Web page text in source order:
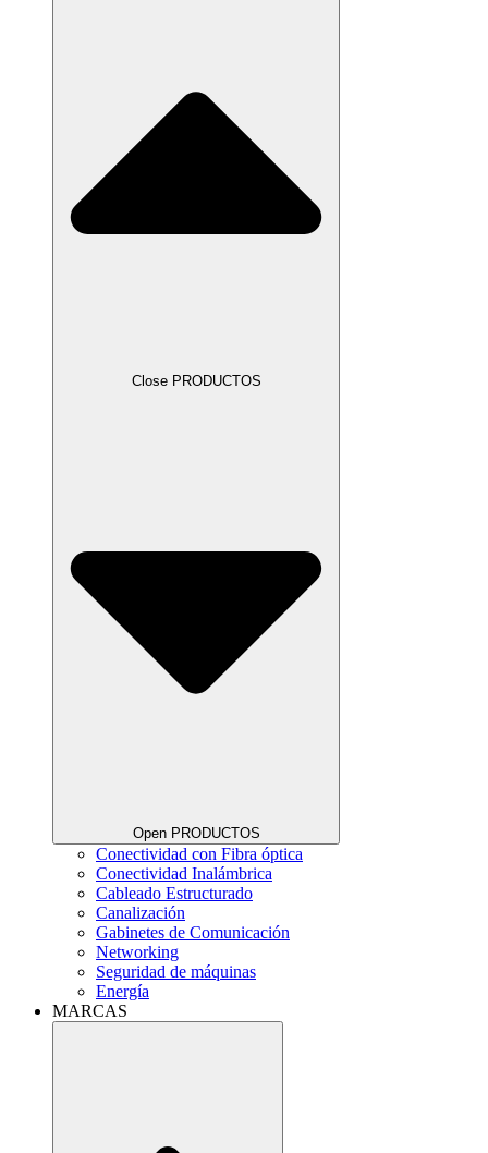
Close PRODUCTOS
Open PRODUCTOS
Conectividad con Fibra óptica
Conectividad Inalámbrica
Cableado Estructurado
Canalización
Gabinetes de Comunicación
Networking
Seguridad de máquinas
Energía
MARCAS